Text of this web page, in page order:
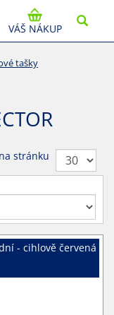
VÁŠ NÁKUP
tašky
stránku
- cihlově červená